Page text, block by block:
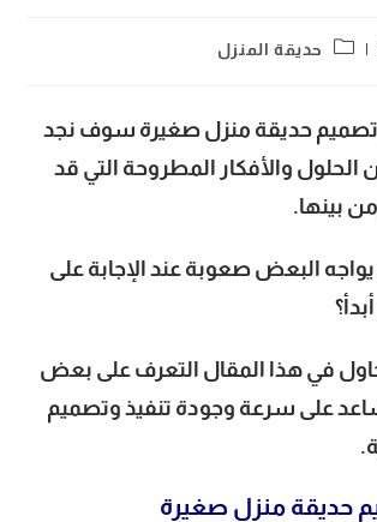
Postحديقة المنزل
تصميم حديقة منزل صغيرة سوف نجد
الحلول والأفكار المطروحة التي قد
بينها.
البعض صعوبة عند الإجابة على
في هذا المقال التعرف على بعض
على سرعة وجودة تنفيذ وتصميم
حديقة منزل صغيرة